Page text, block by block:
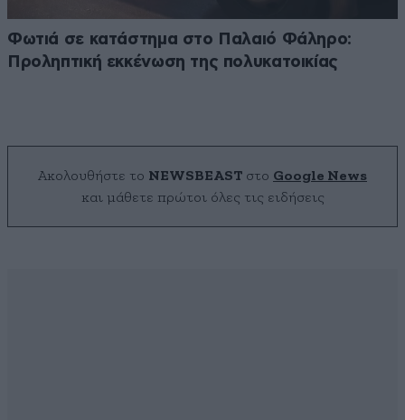
Φωτιά σε κατάστημα στο Παλαιό Φάληρο:
Προληπτική εκκένωση της πολυκατοικίας
Ακολουθήστε το NEWSBEAST στο Google News
και μάθετε πρώτοι όλες τις ειδήσεις